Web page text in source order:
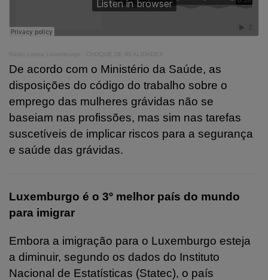
Rádio Latina Luxemburgo CHOQUE DE REALIDADES
De acordo com o Ministério da Saúde, as
disposições do código do trabalho sobre o
emprego das mulheres grávidas não se
baseiam nas profissões, mas sim nas tarefas
suscetíveis de implicar riscos para a segurança
e saúde das grávidas.
Luxemburgo é o 3º melhor país do mundo
para imigrar
Embora a imigração para o Luxemburgo esteja
a diminuir, segundo os dados do Instituto
Nacional de Estatísticas (Statec), o país